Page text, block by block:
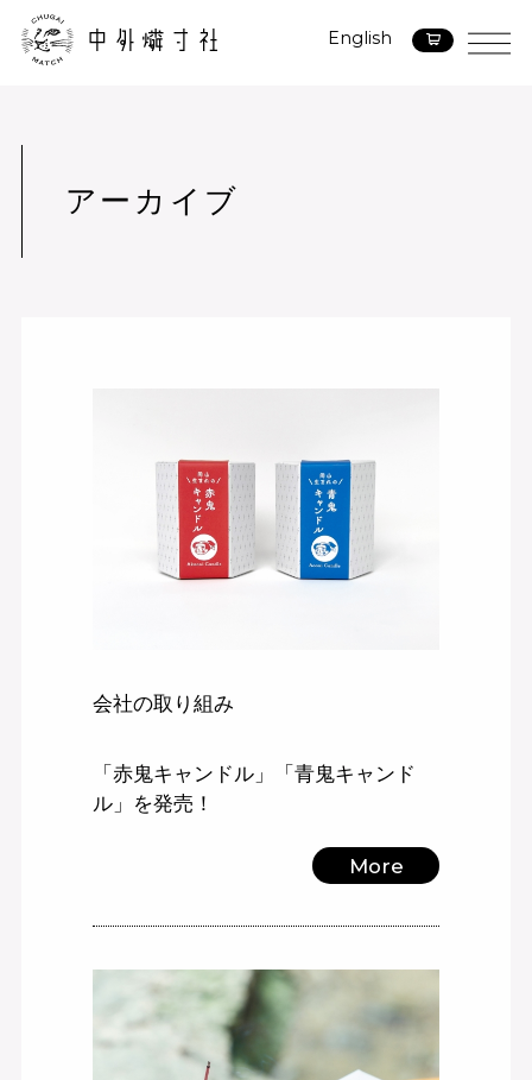
English
アーカイブ
会社の取り組み
「赤鬼キャンドル」「青鬼キャンド
ル」を発売！
More